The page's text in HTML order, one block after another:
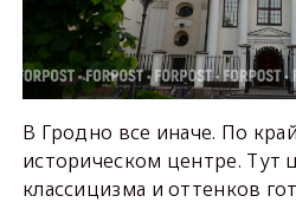
В Гродно все иначе. По
историческом центре. Тут
классицизма и оттенков